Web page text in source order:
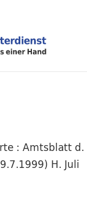
: Amtsblatt d.
H. Juli